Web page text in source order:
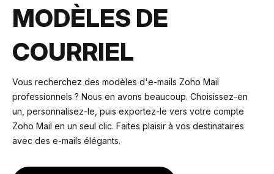
MODÈLES DE
COURRIEL
Vous recherchez des modèles d'e-mails Zoho Mail
professionnels ? Nous en avons beaucoup. Choisissez-en
un, personnalisez-le, puis exportez-le vers votre compte
Zoho Mail en un seul clic. Faites plaisir à vos destinataires
avec des e-mails élégants.